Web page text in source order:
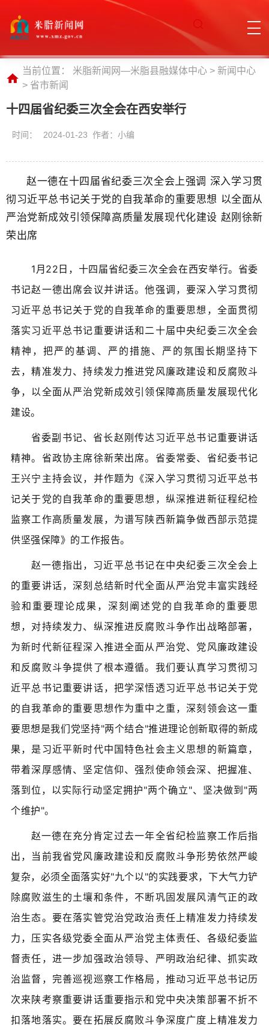
当前位置： 米脂新闻网—米脂县融媒体中心 > 新闻中心
> 省市新闻
十四届省纪委三次全会在西安举行
时间： 2024-01-23 作者：小编
赵一德在十四届省纪委三次全会上强调 深入学习贯
彻习近平总书记关于党的自我革命的重要思想 以全面从
严治党新成效引领保障高质量发展现代化建设 赵刚徐新
荣出席
1月22日，十四届省纪委三次全会在西安举行。省委
书记赵一德出席会议并讲话。他强调，要深入学习贯彻
习近平总书记关于党的自我革命的重要思想，全面贯彻
落实习近平总书记重要讲话和二十届中央纪委三次全会
精神，把严的基调、严的措施、严的氛围长期坚持下
去，精准发力、持续发力推进党风廉政建设和反腐败斗
争，以全面从严治党新成效引领保障高质量发展现代化
建设。
省委副书记、省长赵刚传达习近平总书记重要讲话
精神。省政协主席徐新荣出席。省委常委、省纪委书记
王兴宁主持会议，并作题为《深入学习贯彻习近平总书
记关于党的自我革命的重要思想，纵深推进新征程纪检
监察工作高质量发展，为谱写陕西新篇争做西部示范提
供坚强保障》的工作报告。
赵一德指出，习近平总书记在中央纪委三次全会上
的重要讲话，深刻总结新时代全面从严治党丰富实践经
验和重要理论成果，深刻阐述党的自我革命的重要思
想，对持续发力、纵深推进反腐败斗争作出战略部署，
为新时代新征程深入推进全面从严治党、党风廉政建设
和反腐败斗争提供了根本遵循。我们要认真学习贯彻习
近平总书记重要讲话，把学深悟透习近平总书记关于党
的自我革命的重要思想作为重中之重，深刻领会这一重
要思想是我们党坚持"两个结合"推进理论创新取得的新成
果，是习近平新时代中国特色社会主义思想的新篇章，
带着深厚感情、坚定信仰、强烈使命领会深、把握准、
落到位，以实际行动坚定拥护"两个确立"、坚决做到"两
个维护"。
赵一德在充分肯定过去一年全省纪检监察工作后指
出，当前我省党风廉政建设和反腐败斗争形势依然严峻
复杂，必须全面落实好"九个以"的实践要求，下大气力铲
除腐败滋生的土壤和条件，不断巩固发展风清气正的政
治生态。要在落实管党治党政治责任上精准发力持续发
力，压实各级党委全面从严治党主体责任、各级纪委监
督责任，进一步加强政治领导、严明政治纪律、抓实政
治监督，完善巡视巡察工作格局，推动习近平总书记历
次来陕考察重要讲话重要指示和党中央决策部署不折不
扣落地落实。要在拓展反腐败斗争深度广度上精准发力